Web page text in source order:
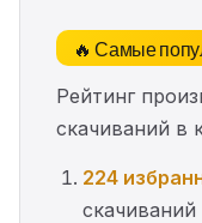
🔥 Самые
Рейтинг
скачиваний в
224
скачиваний